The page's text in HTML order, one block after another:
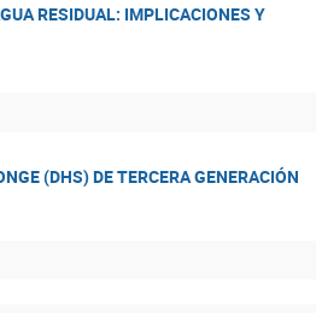
RESIDUAL: IMPLICACIONES Y
(DHS) DE TERCERA GENERACIÓN